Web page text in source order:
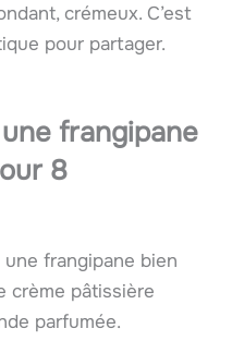
crémeux. C’est
pour partager.
frangipane
8
frangipane bien
crème pâtissière
parfumée.